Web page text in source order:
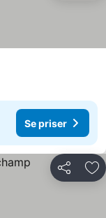
Se priser
Dela